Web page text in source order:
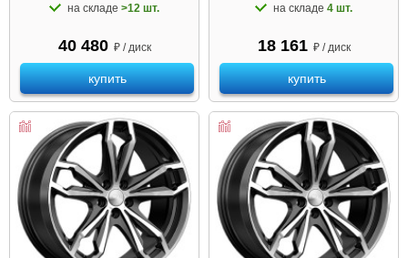
на складе >12 шт.
40 480 ₽ / диск
купить
на складе 4 шт.
18 161 ₽ / диск
купить